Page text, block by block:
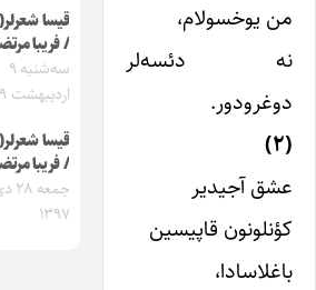
من یوخسولام،
نه دئسه‌لر
دوغرودور.
(۲)
عشق آجیدیر
کؤنلونون قاپیسین
باغلاسادا،
/ فریبا
سه‌شنبه ۹
اردیبهشت ۱۳۹۹
/ فریبا
۱۳۹۷